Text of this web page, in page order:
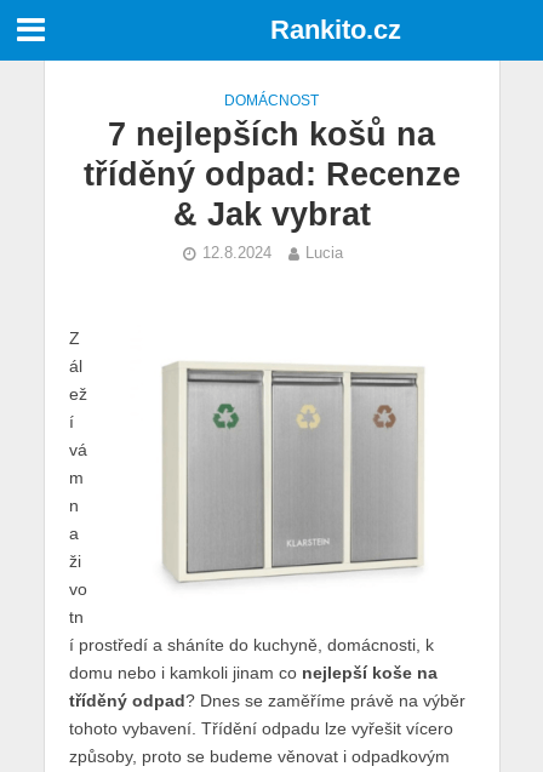
Rankito.cz
DOMÁCNOST
7 nejlepších košů na
tříděný odpad: Recenze
& Jak vybrat
12.8.2024 Lucia
Z
ál
ež
í
vá
m
n
a
ži
vo
tn
í prostředí a sháníte do kuchyně, domácnosti, k
domu nebo i kamkoli jinam conejlepší koše na
tříděný odpad? Dnes se zaměříme právě na výběr
tohoto vybavení. Třídění odpadu lze vyřešit vícero
způsoby, proto se budeme věnovat i odpadkovým